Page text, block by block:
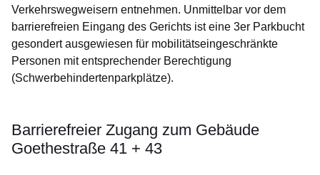
Verkehrswegweisern entnehmen. Unmittelbar vor dem
barrierefreien Eingang des Gerichts ist eine 3er Parkbucht
gesondert ausgewiesen für mobilitätseingeschränkte
Personen mit entsprechender Berechtigung
(Schwerbehindertenparkplätze).
Barrierefreier Zugang zum Gebäude
Goethestraße 41 + 43